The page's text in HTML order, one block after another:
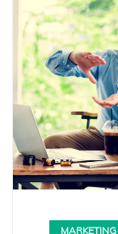
MARKETING